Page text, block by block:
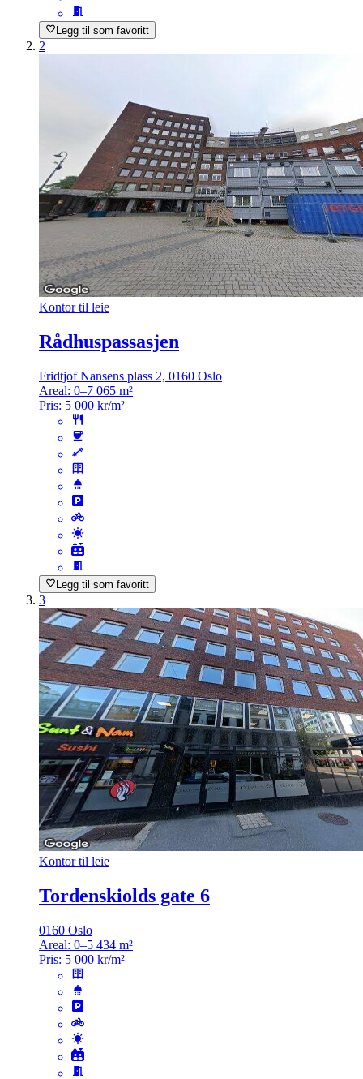
Legg til som favoritt
2
Kontor til leie
Rådhuspassasjen
Fridtjof Nansens plass 2, 0160 Oslo
Areal: 0–7 065 m²
Pris: 5 000 kr/m²
Legg til som favoritt
3
Kontor til leie
Tordenskiolds gate 6
0160 Oslo
Areal: 0–5 434 m²
Pris: 5 000 kr/m²